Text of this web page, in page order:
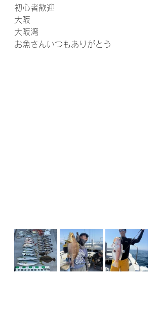
初心者歓迎
大阪
大阪湾
お魚さんいつもありがとう